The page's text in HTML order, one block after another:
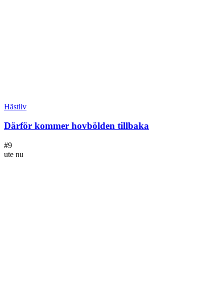
Hästliv
Därför kommer hovbölden tillbaka
#9
ute nu